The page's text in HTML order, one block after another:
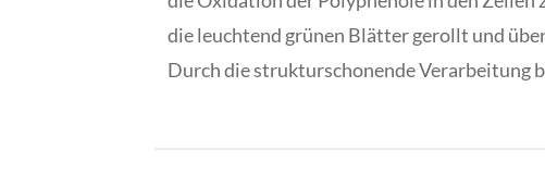
die leuchtend grünen Blätter gerollt und
Durch die strukturschonende Verarbeitung